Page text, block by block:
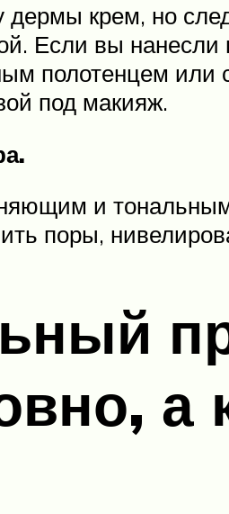
крем, но
Если вы нанесли
полотенцем
под макияж.
и
поры,
а